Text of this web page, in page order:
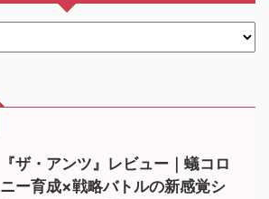
『ザ・アンツ』レビュー｜蟻コロ
ニー育成×戦略バトルの新感覚シ